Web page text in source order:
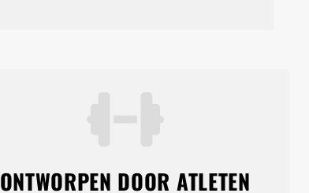
ONTWORPEN DOOR ATLETEN